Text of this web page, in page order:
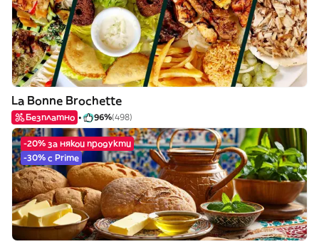
La Bonne Brochette
Безплатно 96%(498)
-20% за някои продукти
-30% с Prime